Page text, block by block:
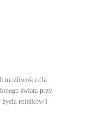
możliwości dla
świata przy
życia rolników i